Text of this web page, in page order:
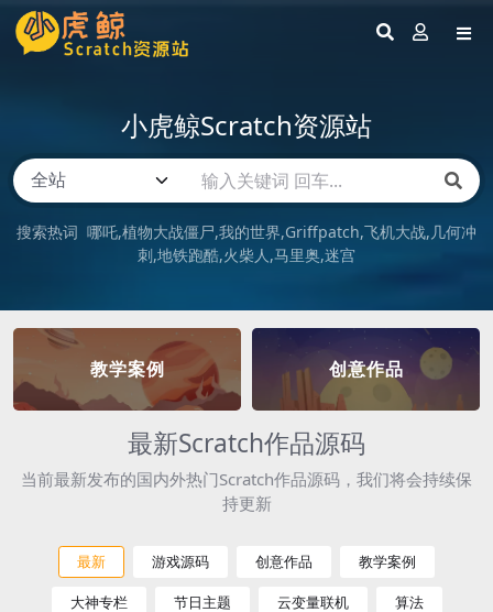
小虎鲸Scratch资源站
搜索热词 哪吒 植物大战僵尸 我的世界 Griffpatch 飞机大战 几何冲
刺 地铁跑酷 火柴人 马里奥 迷宫
教学案例 创意作品
最新Scratch作品源码
当前最新发布的国内外热门Scratch作品源码，我们将会持续保
持更新
最新 游戏源码 创意作品 教学案例
大神专栏 节日主题 云变量联机 算法